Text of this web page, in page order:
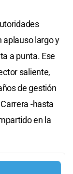
aplauso largo y
a punta. Ese
saliente,
de gestión
-hasta
en la